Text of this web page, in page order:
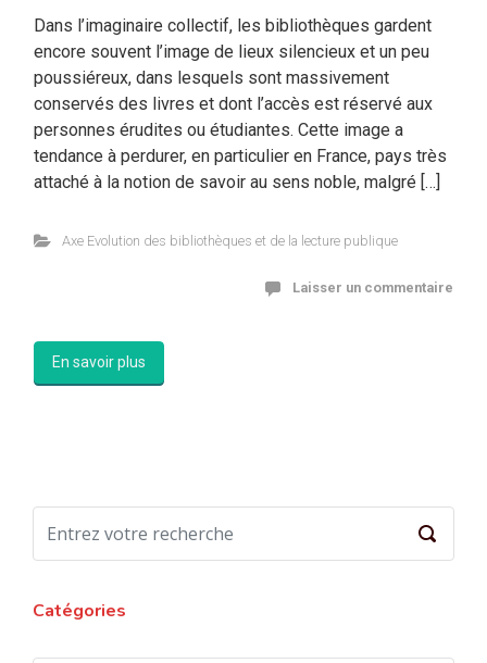
Dans l’imaginaire collectif, les bibliothèques gardent
encore souvent l’image de lieux silencieux et un peu
poussiéreux, dans lesquels sont massivement
conservés des livres et dont l’accès est réservé aux
personnes érudites ou étudiantes. Cette image a
tendance à perdurer, en particulier en France, pays très
attaché à la notion de savoir au sens noble, malgré […]
Axe Evolution des bibliothèques et de la lecture publique
Laisser un commentaire
En savoir plus
Catégories